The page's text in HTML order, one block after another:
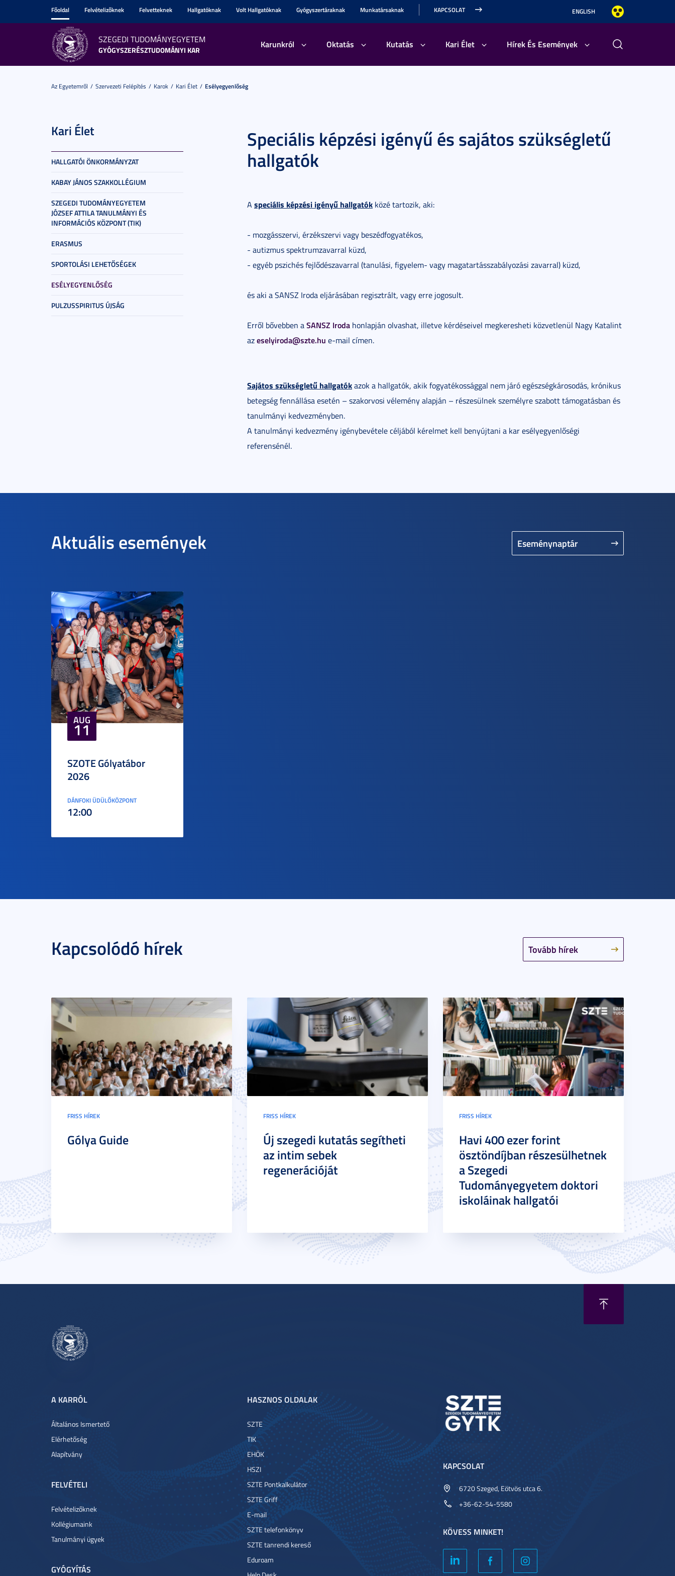
Főoldal Felvételizőknek Felvetteknek Hallgatóknak Volt Hallgatóknak Gyógyszertáraknak Munkatársaknak KAPCSOLAT ENGLISH
SZEGEDI TUDOMÁNYEGYETEM
GYÓGYSZERÉSZTUDOMÁNYI KAR Karunkról Oktatás Kutatás Kari Élet Hírek És Események
Az Egyetemről Szervezeti Felépítés Karok Kari Élet Esélyegyenlőség
Kari Élet
HALLGATÓI ÖNKORMÁNYZAT
KABAY JÁNOS SZAKKOLLÉGIUM
SZEGEDI TUDOMÁNYEGYETEM
JÓZSEF ATTILA TANULMÁNYI ÉS
INFORMÁCIÓS KÖZPONT (TIK)
ERASMUS
SPORTOLÁSI LEHETŐSÉGEK
ESÉLYEGYENLŐSÉG
PULZUSSPIRITUS ÚJSÁG
Speciális képzési igényű és sajátos szükségletű
hallgatók
A speciális képzési igényű hallgatók közé tartozik, aki:
- mozgásszervi, érzékszervi vagy beszédfogyatékos,
- autizmus spektrumzavarral küzd,
- egyéb pszichés fejlődészavarral (tanulási, figyelem- vagy magatartásszabályozási zavarral) küzd,
és aki a SANSZ Iroda eljárásában regisztrált, vagy erre jogosult.
Erről bővebben aSANSZ Iroda honlapján olvashat, illetve kérdéseivel megkeresheti közvetlenül Nagy Katalint
azeselyiroda@szte.hu e-mail címen.
Sajátos szükségletű hallgatókazok a hallgatók, akik fogyatékossággal nem járó egészségkárosodás, krónikus
betegség fennállása esetén – szakorvosi vélemény alapján – részesülnek személyre szabott támogatásban és
tanulmányi kedvezményben.
A tanulmányi kedvezmény igénybevétele céljából kérelmet kell benyújtani a kar esélyegyenlőségi
referensénél.
Aktuális események Eseménynaptár
AUG
11
SZOTE Gólyatábor
2026
DÁNFOKI ÜDÜLŐKÖZPONT
12:00
Kapcsolódó hírek Tovább hírek
FRISS HÍREK
Gólya Guide
FRISS HÍREK
Új szegedi kutatás segítheti
az intim sebek
regenerációját
FRISS HÍREK
Havi 400 ezer forint
ösztöndíjban részesülhetnek
a Szegedi
Tudományegyetem doktori
iskoláinak hallgatói
A KARRÓL
Általános Ismertető
Elérhetőség
Alapítvány
FELVÉTELI
Felvételizőknek
Kollégiumaink
Tanulmányi ügyek
GYÓGYÍTÁS
HASZNOS OLDALAK
SZTE
TIK
EHÖK
HSZI
SZTE Pontkalkulátor
SZTE Griff
E-mail
SZTE telefonkönyv
SZTE tanrendi kereső
Eduroam
KAPCSOLAT
6720 Szeged, Eötvös utca 6.
+36-62-54-5580
KÖVESS MINKET!